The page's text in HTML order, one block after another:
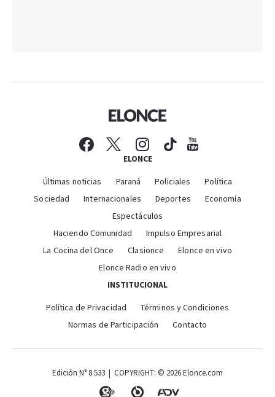
ELONCE
Últimas noticias Paraná Policiales
Política
Sociedad
Internacionales Deportes
Economía
Espectáculos
Haciendo Comunidad
Impulso Empresarial
La Cocina del Once
Clasionce
Elonce en vivo
Elonce Radio en vivo
INSTITUCIONAL
Política de Privacidad
Términos y Condiciones
Normas de Participación
Contacto
Edición N° 8.533 | COPYRIGHT: © 2026 Elonce.com